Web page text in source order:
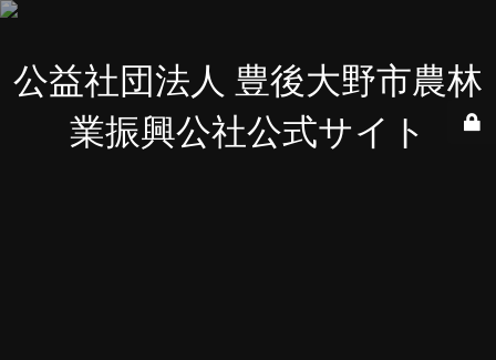
公益社団法人 豊後大野市農林
業振興公社公式サイト